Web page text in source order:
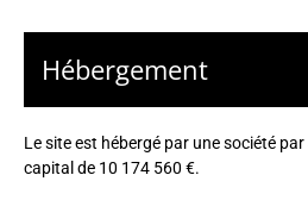
Hébergement
Le site est hébergé par une société
capital de 10 174 560 €.